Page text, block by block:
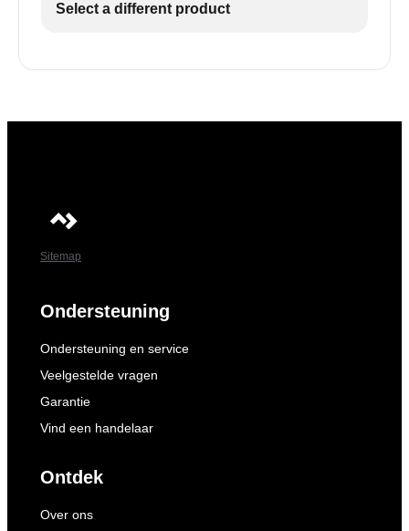
Select a different product
Sitemap
Ondersteuning
Ondersteuning en service
Veelgestelde vragen
Garantie
Vind een handelaar
Ontdek
Over ons